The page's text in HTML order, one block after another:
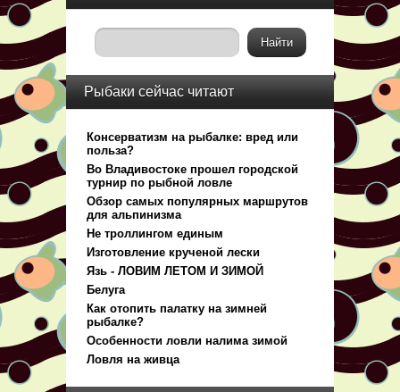
Рыбаки сейчас читают
Консерватизм на рыбалке: вред или
польза?
Во Владивостоке прошел городской
турнир по рыбной ловле
Обзор самых популярных маршрутов
для альпинизма
Не троллингом единым
Изготовление крученой лески
Язь - ЛОВИМ ЛЕТОМ И ЗИМОЙ
Белуга
Как отопить палатку на зимней
рыбалке?
Особенности ловли налима зимой
Ловля на живца